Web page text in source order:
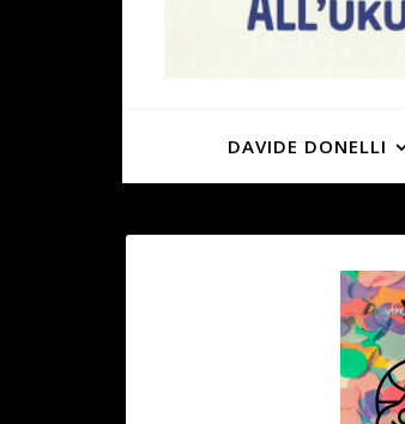
DAVIDE DONELLI